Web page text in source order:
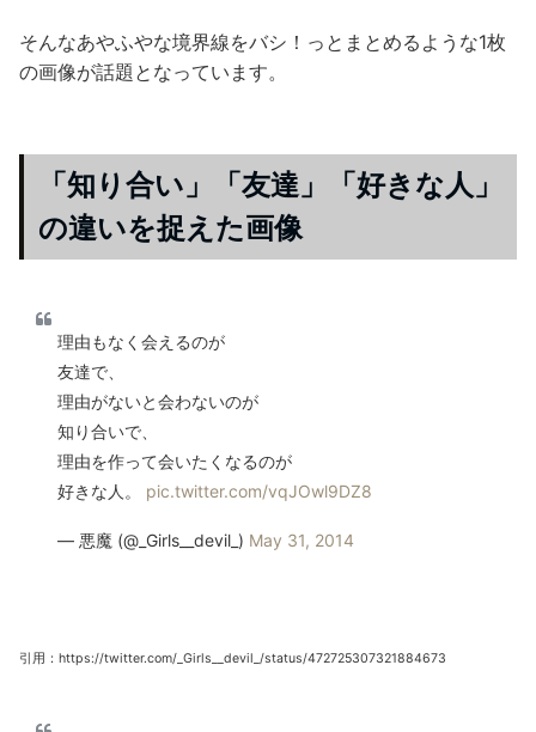
そんなあやふやな境界線をバシ！っとまとめるような1枚
の画像が話題となっています。
「知り合い」「友達」「好きな人」
の違いを捉えた画像
理由もなく会えるのが
友達で、
理由がないと会わないのが
知り合いで、
理由を作って会いたくなるのが
好きな人。 pic.twitter.com/vqJOwl9DZ8
— 悪魔 (@_Girls__devil_) May 31, 2014
引用：https://twitter.com/_Girls__devil_/status/472725307321884673